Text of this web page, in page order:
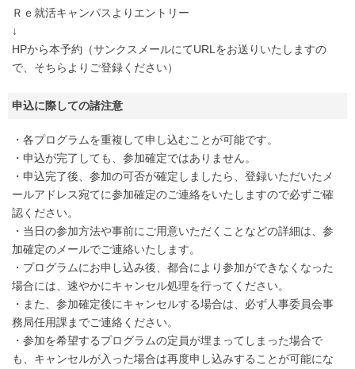
Ｒｅ就活キャンパスよりエントリー
↓
HPから本予約（サンクスメールにてURLをお送りいたしますの
で、そちらよりご登録ください）
申込に際しての諸注意
・各プログラムを重複して申し込むことが可能です。
・申込が完了しても、参加確定ではありません。
・申込完了後、参加の可否が確定しましたら、登録いただいたメ
ールアドレス宛てに参加確定のご連絡をいたしますので必ずご確
認ください。
・当日の参加方法や事前にご用意いただくことなどの詳細は、参
加確定のメールでご連絡いたします。
・プログラムにお申し込み後、都合により参加ができなくなった
場合には、速やかにキャンセル処理を行ってください。
・また、参加確定後にキャンセルする場合は、必ず人事委員会事
務局任用課までご連絡ください。
・参加を希望するプログラムの定員が埋まってしまった場合で
も、キャンセルが入った場合は再度申し込みすることが可能にな